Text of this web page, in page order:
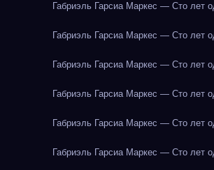
Габриэль Гарсиа Маркес — Сто лет
Габриэль Гарсиа Маркес — Сто лет
Габриэль Гарсиа Маркес — Сто лет
Габриэль Гарсиа Маркес — Сто лет
Габриэль Гарсиа Маркес — Сто лет
Габриэль Гарсиа Маркес — Сто лет